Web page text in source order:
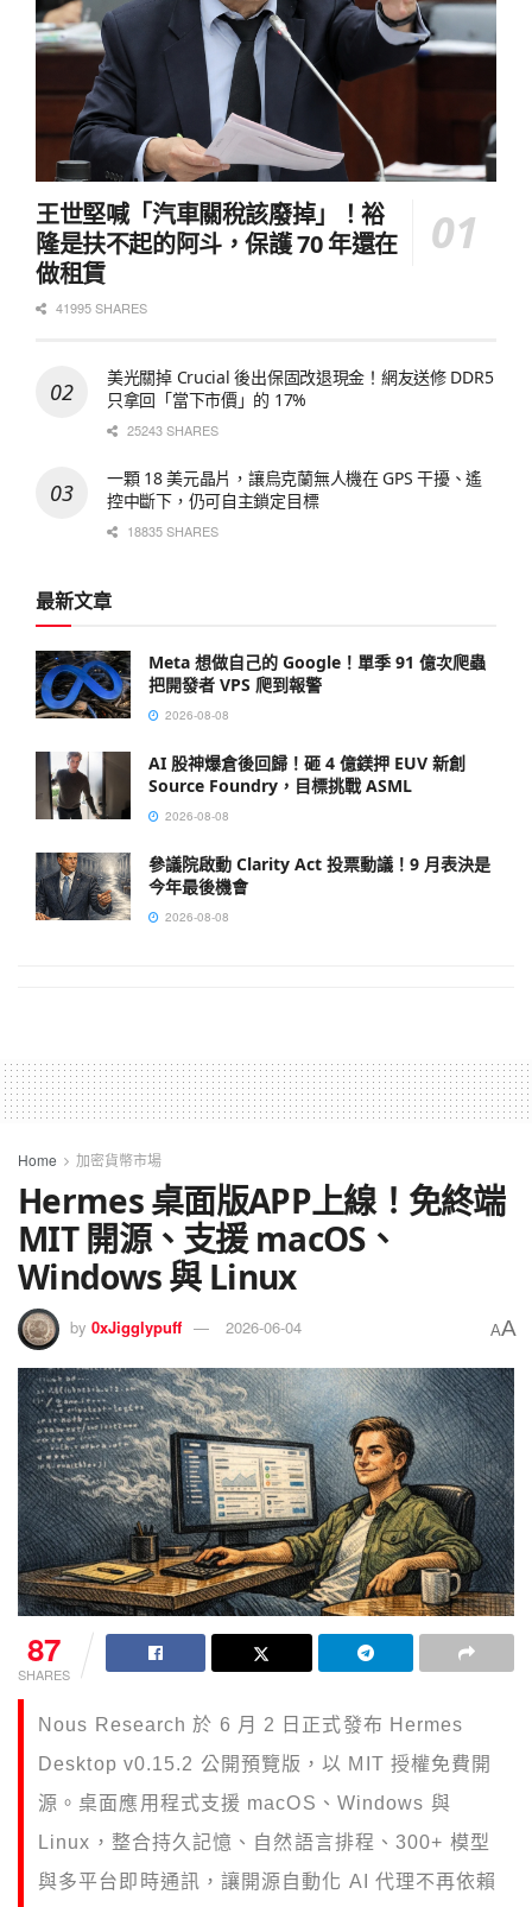
王世堅喊「汽車關稅該廢掉」！裕
隆是扶不起的阿斗，保護 70 年還在
做租賃
41995 SHARES
美光關掉 Crucial 後出保固改退現金！網友送修 DDR5
只拿回「當下市價」的 17%
25243 SHARES
一顆 18 美元晶片，讓烏克蘭無人機在 GPS 干擾、遙
控中斷下，仍可自主鎖定目標
18835 SHARES
最新文章
Meta 想做自己的 Google！單季 91 億次爬蟲
把開發者 VPS 爬到報警
2026-08-08
AI 股神爆倉後回歸！砸 4 億鎂押 EUV 新創
Source Foundry，目標挑戰 ASML
2026-08-08
參議院啟動 Clarity Act 投票動議！9 月表決是
今年最後機會
2026-08-08
Home 加密貨幣市場
Hermes 桌面版APP上線！免終端
MIT 開源、支援 macOS、
Windows 與 Linux
by 0xJigglypuff 2026-06-04 AA
87
SHARES
Nous Research 於 6 月 2 日正式發布 Hermes
Desktop v0.15.2 公開預覽版，以 MIT 授權免費開
源。桌面應用程式支援 macOS、Windows 與
Linux，整合持久記憶、自然語言排程、300+ 模型
與多平台即時通訊，讓開源自動化 AI 代理不再依賴